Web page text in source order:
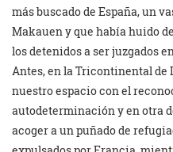
más buscado de España, un
Makauen y que había huido
los detenidos a ser juzgados
Antes, en la Tricontinental de
nuestro espacio con el
autodeterminación y en otra
acoger a un puñado de